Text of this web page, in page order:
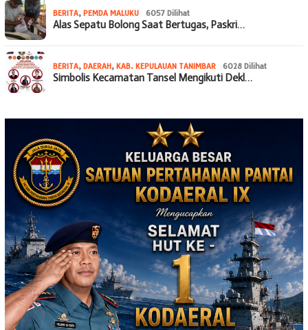
BERITA, PEMDA MALUKU 6057 Dilihat
Alas Sepatu Bolong Saat Bertugas, Paskri…
BERITA, DAERAH, KAB. KEPULAUAN TANIMBAR 6028 Dilihat
Simbolis Kecamatan Tansel Mengikuti Dekl…